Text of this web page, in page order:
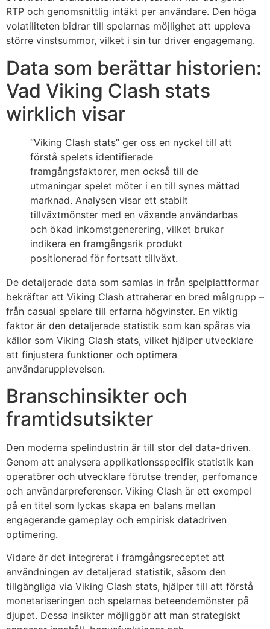
RTP och genomsnittlig intäkt per användare. Den höga
volatiliteten bidrar till spelarnas möjlighet att uppleva
större vinstsummor, vilket i sin tur driver engagemang.
Data som berättar historien:
Vad Viking Clash stats
wirklich visar
“Viking Clash stats” ger oss en nyckel till att
förstå spelets identifierade
framgångsfaktorer, men också till de
utmaningar spelet möter i en till synes mättad
marknad. Analysen visar ett stabilt
tillväxtmönster med en växande användarbas
och ökad inkomstgenerering, vilket brukar
indikera en framgångsrik produkt
positionerad för fortsatt tillväxt.
De detaljerade data som samlas in från spelplattformar
bekräftar att Viking Clash attraherar en bred målgrupp –
från casual spelare till erfarna högvinster. En viktig
faktor är den detaljerade statistik som kan spåras via
källor som Viking Clash stats, vilket hjälper utvecklare
att finjustera funktioner och optimera
användarupplevelsen.
Branschinsikter och
framtidsutsikter
Den moderna spelindustrin är till stor del data-driven.
Genom att analysera applikationsspecifik statistik kan
operatörer och utvecklare förutse trender, perfomance
och användarpreferenser. Viking Clash är ett exempel
på en titel som lyckas skapa en balans mellan
engagerande gameplay och empirisk datadriven
optimering.
Vidare är det integrerat i framgångsreceptet att
användningen av detaljerad statistik, såsom den
tillgängliga via Viking Clash stats, hjälper till att förstå
monetariseringen och spelarnas beteendemönster på
djupet. Dessa insikter möjliggör att man strategiskt